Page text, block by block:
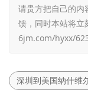
请贵方把自己的
馈，同时本站将立
6jm.com/hyxx/
深圳到美国纳什维